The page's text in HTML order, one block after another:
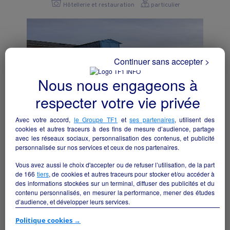
Hôtellerie et restauration particulier
Laàs - 64390
Hôtellerie et restauration collectivite
Nous nous engageons à
respecter votre vie privée
Avec votre accord, le Groupe TF1 etses partenaires, utilisent des
cookies et autres traceurs à des fins de mesure d’audience, partage
avec les réseaux sociaux, personnalisation des contenus, et publicité
personnalisée sur nos services et ceux de nos partenaires.
Vous avez aussi le choix d'accepter ou de refuser l’utilisation, de la part
de 166 tiers, de cookies et autres traceurs pour stocker et/ou accéder à
des informations stockées sur un terminal, diffuser des publicités et du
contenu personnalisés, en mesurer la performance, mener des études
d’audience, et développer leurs services.
Si vous continuez sans accepter, les fonctionnalités liées à la
Politique cookies →
Continuer sans accepter >